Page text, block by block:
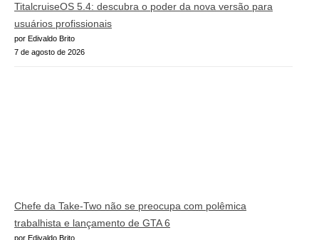
TitalcruiseOS 5.4: descubra o poder da nova versão para
usuários profissionais
por Edivaldo Brito
7 de agosto de 2026
Chefe da Take-Two não se preocupa com polêmica
trabalhista e lançamento de GTA 6
por Edivaldo Brito